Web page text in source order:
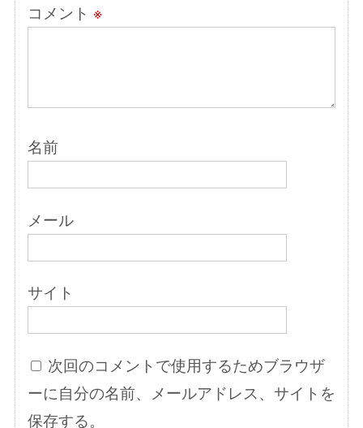
コメント ※
名前
メール
サイト
次回のコメントで使用するためブラウザ
ーに自分の名前、メールアドレス、サイトを
保存する。